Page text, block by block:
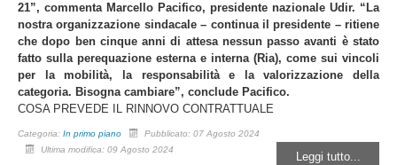
21”, commenta Marcello Pacifico, presidente nazionale Udir. “La
nostra organizzazione sindacale – continua il presidente – ritiene
che dopo ben cinque anni di attesa nessun passo avanti è stato
fatto sulla perequazione esterna e interna (Ria), come sui vincoli
per la mobilità, la responsabilità e la valorizzazione della
categoria. Bisogna cambiare”, conclude Pacifico.
COSA PREVEDE IL RINNOVO CONTRATTUALE
Categoria: In primo piano
Pubblicato: 07 Agosto 2024
Ultima modifica: 09 Agosto 2024
Leggi tutto...